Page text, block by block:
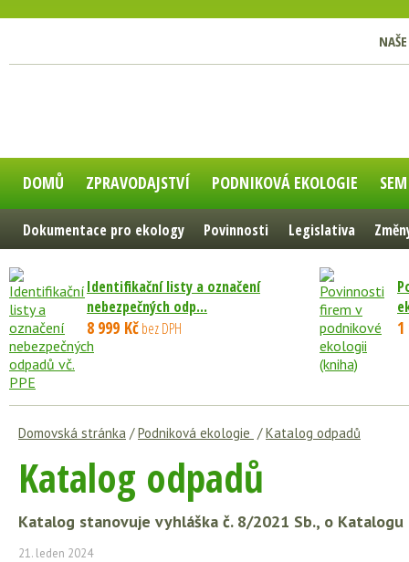
DOMŮ ZPRAVODAJSTVÍ PODNIKOVÁ EKOLOGIE
Dokumentace pro ekology Povinnosti Legislativa
Identifikační listy a označení
nebezpečných odp...
8 999 Kčbez DPH 1
Domovská stránka /Podniková ekologie /Katalog odpadů
Katalog odpadů
Katalog stanovuje vyhláška č. 8/2021 Sb., o
21. leden 2024